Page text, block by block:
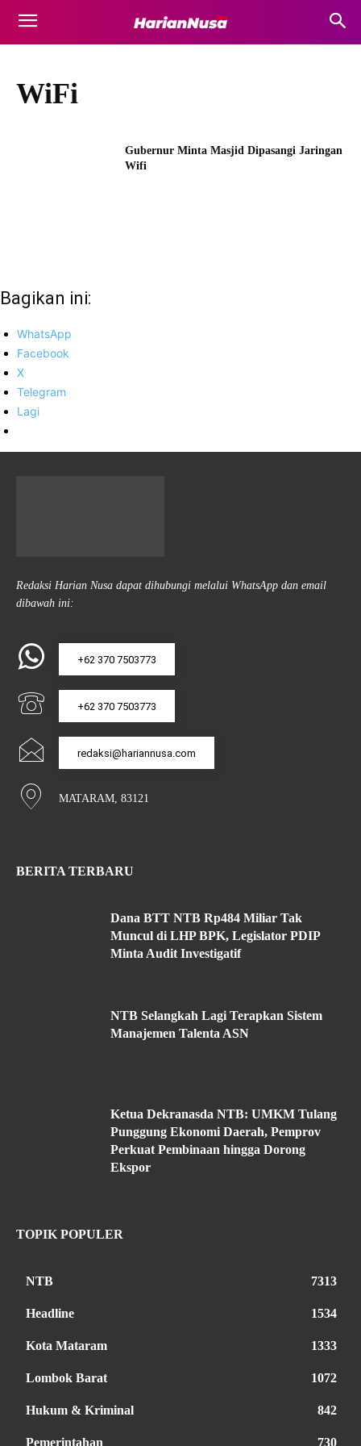
WiFi
Gubernur Minta Masjid Dipasangi Jaringan
Wifi
Bagikan ini:
WhatsApp
Facebook
X
Telegram
Lagi
Redaksi Harian Nusa dapat dihubungi melalui WhatsApp dan email
dibawah ini:
+62 370 7503773
+62 370 7503773
redaksi@hariannusa.com
MATARAM, 83121
BERITA TERBARU
Dana BTT NTB Rp484 Miliar Tak
Muncul di LHP BPK, Legislator PDIP
Minta Audit Investigatif
NTB Selangkah Lagi Terapkan Sistem
Manajemen Talenta ASN
Ketua Dekranasda NTB: UMKM Tulang
Punggung Ekonomi Daerah, Pemprov
Perkuat Pembinaan hingga Dorong
Ekspor
TOPIK POPULER
NTB 7313
Headline 1534
Kota Mataram 1333
Lombok Barat 1072
Hukum & Kriminal 842
Pemerintahan 730